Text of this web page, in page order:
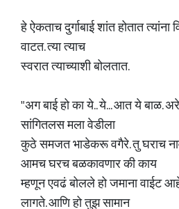
हे ऐकताच दुर्गाबाई शांत होतात
वाटत. त्या त्याच
स्वरात त्याच्याशी बोलतात.
"अग बाई हो का ये.. ये... आत ये बाळ.
सांगितलस मला वेडीला
कुठे समजत भाडेकरू वगैरे. तु घराच
आमच घरच बळकावणार की काय
म्हणून एवढं बोलले हो जमाना वाईट
लागते. आणि हो तुझ सामान